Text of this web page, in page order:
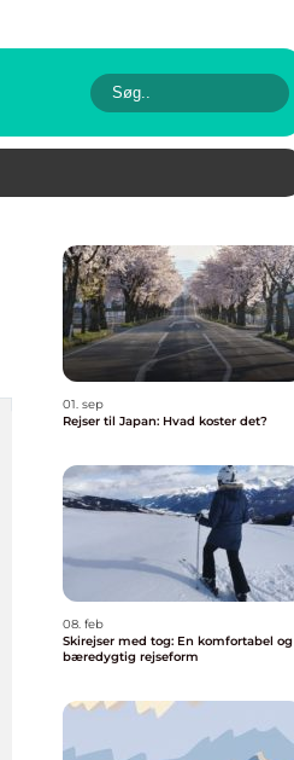
01. sep
Rejser til Japan: Hvad koster det?
08. feb
Skirejser med tog: En komfortabel og
bæredygtig rejseform